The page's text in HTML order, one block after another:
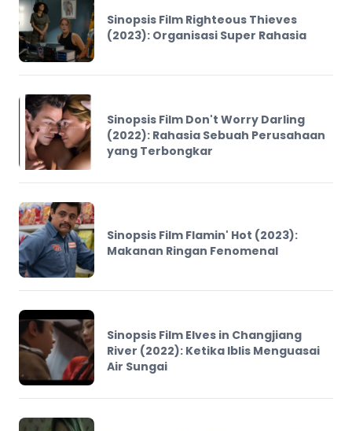
Sinopsis Film Righteous Thieves
(2023): Organisasi Super Rahasia
Sinopsis Film Don't Worry Darling
(2022): Rahasia Sebuah Perusahaan
yang Terbongkar
Sinopsis Film Flamin' Hot (2023):
Makanan Ringan Fenomenal
Sinopsis Film Elves in Changjiang
River (2022): Ketika Iblis Menguasai
Air Sungai